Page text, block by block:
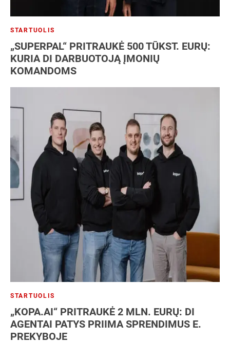
STARTUOLIS
„SUPERPAL“ PRITRAUKĖ 500 TŪKST. EURŲ:
KURIA DI DARBUOTOJĄ ĮMONIŲ
KOMANDOMS
STARTUOLIS
„KOPA.AI“ PRITRAUKĖ 2 MLN. EURŲ: DI
AGENTAI PATYS PRIIMA SPRENDIMUS E.
PREKYBOJE